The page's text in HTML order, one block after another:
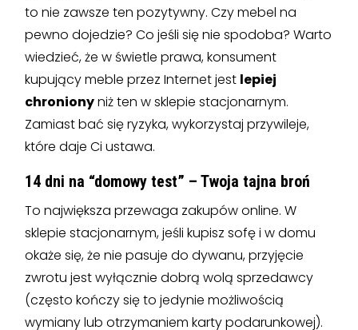
to nie zawsze ten pozytywny. Czy mebel na
pewno dojedzie? Co jeśli się nie spodoba? Warto
wiedzieć, że w świetle prawa, konsument
kupujący meble przez Internet jest lepiej
chronionyniż ten w sklepie stacjonarnym.
Zamiast bać się ryzyka, wykorzystaj przywileje,
które daje Ci ustawa.
14 dni na “domowy test” – Twoja tajna broń
To największa przewaga zakupów online. W
sklepie stacjonarnym, jeśli kupisz sofę i w domu
okaże się, że nie pasuje do dywanu, przyjęcie
zwrotu jest wyłącznie dobrą wolą sprzedawcy
(często kończy się to jedynie możliwością
wymiany lub otrzymaniem karty podarunkowej).